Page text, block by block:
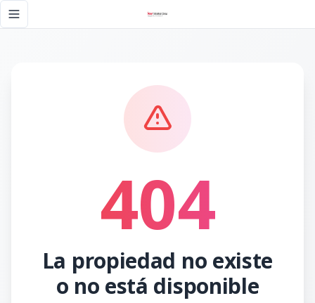
Toggle navigation menu
404
La propiedad no existe
o no está disponible
Página no encontrada - KW DOMINICANA